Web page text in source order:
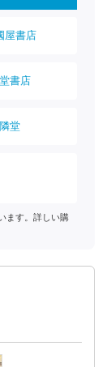
屋書店
書店
堂
ます。詳しい購